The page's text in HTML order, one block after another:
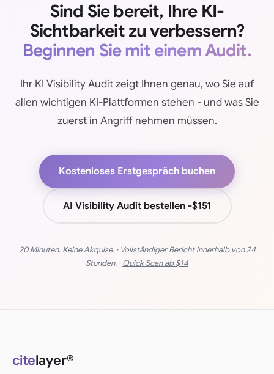
Sind Sie bereit, Ihre KI-
Sichtbarkeit zu verbessern?
Beginnen Sie mit einem Audit.
Ihr KI Visibility Audit zeigt Ihnen genau, wo Sie auf
allen wichtigen KI-Plattformen stehen - und was Sie
zuerst in Angriff nehmen müssen.
Kostenloses Erstgespräch buchen
AI Visibility Audit bestellen -$151
20 Minuten. Keine Akquise. · Vollständiger Bericht innerhalb von 24
Stunden. ·Quick Scan ab$14
citelayer®